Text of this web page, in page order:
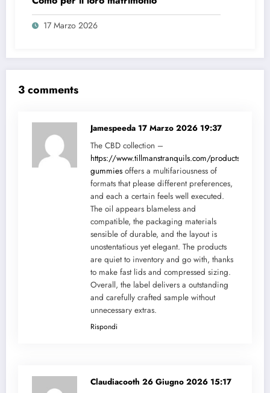
17 Marzo 2026
3 comments
Jamespeeda 17 Marzo 2026 19:37
The CBD collection –
https://www.tillmanstranquils.com/products/hybrid-
gummies offers a multifariousness of
formats that please different preferences,
and each a certain feels well executed.
The oil appears blameless and
compatible, the packaging materials
sensible of durable, and the layout is
unostentatious yet elegant. The products
are quiet to inventory and go with, thanks
to make fast lids and compressed sizing.
Overall, the label delivers a outstanding
and carefully crafted sample without
unnecessary extras.
Rispondi
Claudiacooth 26 Giugno 2026 15:17